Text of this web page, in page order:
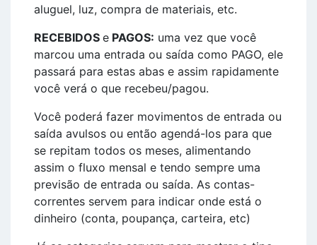
aluguel, luz, compra de materiais, etc.
RECEBIDOS e PAGOS: uma vez que você
marcou uma entrada ou saída como PAGO, ele
passará para estas abas e assim rapidamente
você verá o que recebeu/pagou.
Você poderá fazer movimentos de entrada ou
saída avulsos ou então agendá-los para que
se repitam todos os meses, alimentando
assim o fluxo mensal e tendo sempre uma
previsão de entrada ou saída. As contas-
correntes servem para indicar onde está o
dinheiro (conta, poupança, carteira, etc)